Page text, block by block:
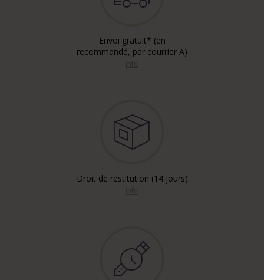
Envoi gratuit* (en
recommandé, par courrier A)
Droit de restitution (14 jours)